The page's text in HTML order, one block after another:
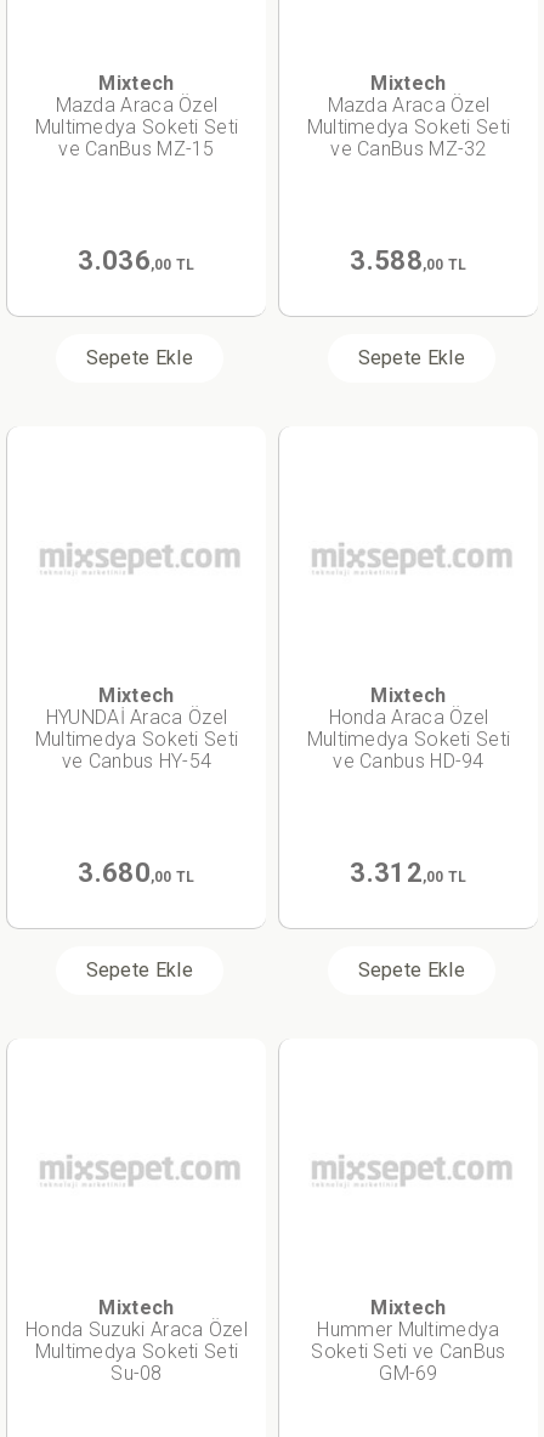
Mixtech
Mazda Araca Özel
Multimedya Soketi Seti
ve CanBus MZ-15
3.036,00 TL
Sepete Ekle
Mixtech
Mazda Araca Özel
Multimedya Soketi Seti
ve CanBus MZ-32
3.588,00 TL
Sepete Ekle
Mixtech
HYUNDAİ Araca Özel
Multimedya Soketi Seti
ve Canbus HY-54
3.680,00 TL
Sepete Ekle
Mixtech
Honda Araca Özel
Multimedya Soketi Seti
ve Canbus HD-94
3.312,00 TL
Sepete Ekle
Mixtech
Honda Suzuki Araca Özel
Multimedya Soketi Seti
Su-08
Mixtech
Hummer Multimedya
Soketi Seti ve CanBus
GM-69